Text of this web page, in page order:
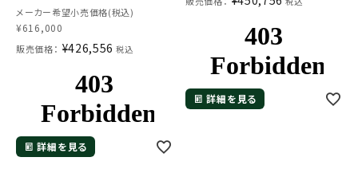
メールでのお問い合わせ
FAXでのご注文
0739-72-4532
24時間受付
メーカー希望小売価格(税込)
¥616,000
販売価格： ¥426,556 税込
詳細を見る
詳細を見る